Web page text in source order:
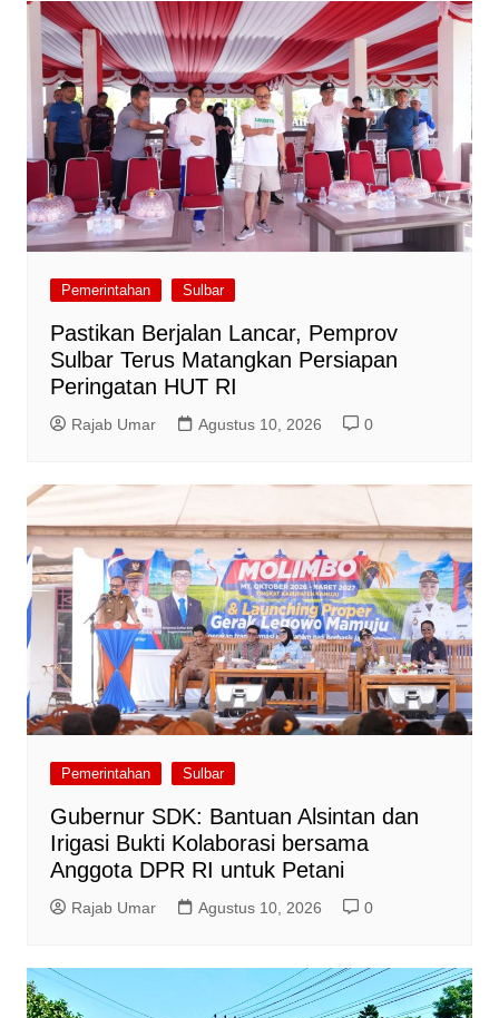
Pemerintahan Sulbar
Pastikan Berjalan Lancar, Pemprov
Sulbar Terus Matangkan Persiapan
Peringatan HUT RI
Rajab Umar Agustus 10, 2026 0
Pemerintahan Sulbar
Gubernur SDK: Bantuan Alsintan dan
Irigasi Bukti Kolaborasi bersama
Anggota DPR RI untuk Petani
Rajab Umar Agustus 10, 2026 0